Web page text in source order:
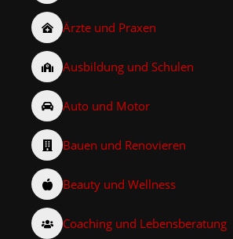
Ärzte und Praxen
Ausbildung und Schulen
Auto und Motor
Bauen und Renovieren
Beauty und Wellness
Coaching und Lebensberatung